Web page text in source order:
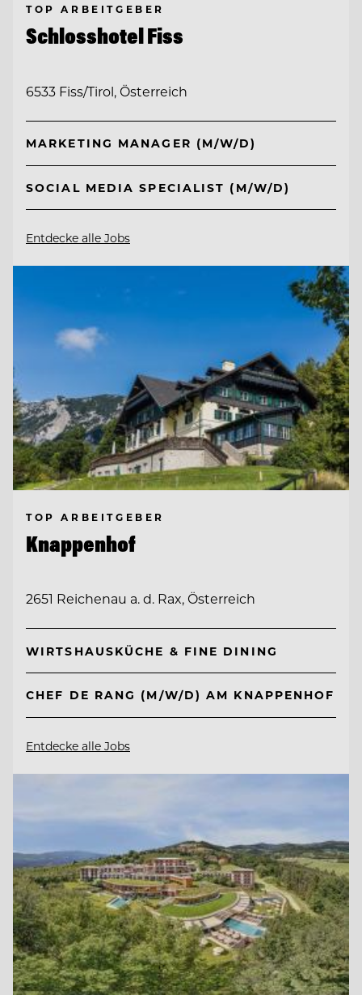
TOP ARBEITGEBER
Schlosshotel Fiss
6533 Fiss/Tirol, Österreich
MARKETING MANAGER (M/W/D)
SOCIAL MEDIA SPECIALIST (M/W/D)
Entdecke alle Jobs
TOP ARBEITGEBER
Knappenhof
2651 Reichenau a. d. Rax, Österreich
WIRTSHAUSKÜCHE & FINE DINING
CHEF DE RANG (M/W/D) AM KNAPPENHOF
Entdecke alle Jobs